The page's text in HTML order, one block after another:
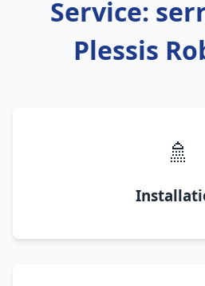
Service:
Plessis
🚿